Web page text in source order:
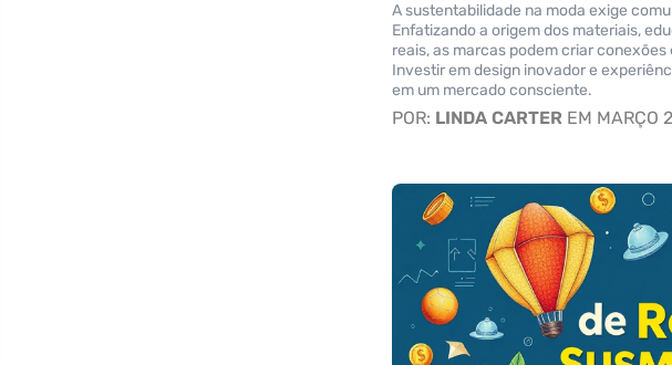
A sustentabilidade na moda exige
Enfatizando a origem dos materiais,
reais, as marcas podem criar
Investir em design inovador e
em um mercado consciente.
POR: LINDA CARTER EM MARÇO